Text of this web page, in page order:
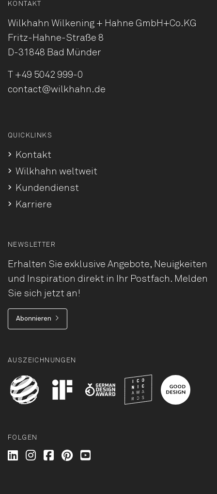
KONTAKT
Wilkhahn Wilkening + Hahne GmbH+Co.KG
Fritz-Hahne-Straße 8
D-31848 Bad Münder
+49 5042 999-0
contact@wilkhahn.de
QUICKLINKS
Kontakt
Wilkhahn weltweit
Kundendienst
Karriere
NEWSLETTER
Erhalten Sie exklusive Angebote, Neuigkeiten
und Inspiration direkt in Ihr Postfach. Melden
Sie sich jetzt an!
Abonnieren
AUSZEICHNUNGEN
FOLGEN
Wilkhahn @ LinkedIn
Wilkhahn @ Instagram
Wilkhahn @ Facebook
Wilkhahn @ Pinterest